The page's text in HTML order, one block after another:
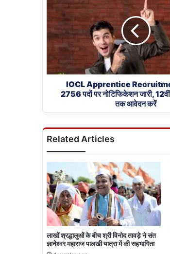
Recruitment
2025:
2756
पदों
नोटिफिकेशन
जारी,
ग्रेजुएट
आवेदन
करें
IOCL Apprentice
2756 पदों पर नोटिफिकेशन जारी,
तक आवेदन करें
Related Articles
लाखों श्रद्धालुओं के बीच श्री विनोद तावड़े ने संत
ज्ञानेश्वर महाराज पालखी यात्रा में की सहभागिता